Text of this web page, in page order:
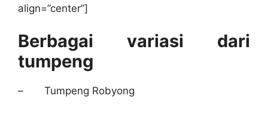
align=”center”]
Berbagai variasi dari
tumpeng
– Tumpeng Robyong